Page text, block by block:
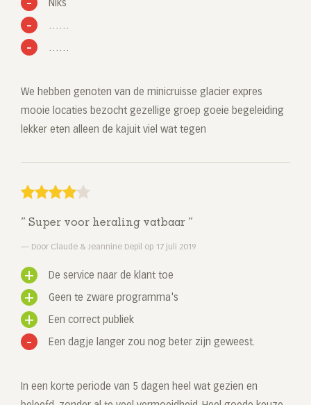
Niks
……
……
We hebben genoten van de minicruisse glacier expres
mooie locaties bezocht gezellige groep goeie begeleiding
lekker eten alleen de kajuit viel wat tegen
Super voor heraling vatbaar
Door Claude & Jeannine Depil op 17 juli 2019
De service naar de klant toe
Geen te zware programma's
Een correct publiek
Een dagje langer zou nog beter zijn geweest.
In een korte periode van 5 dagen heel wat gezien en